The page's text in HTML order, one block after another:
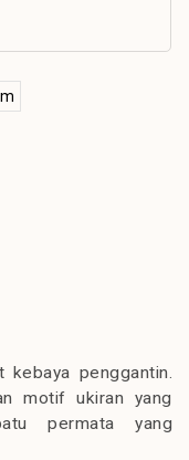
penggantin.
motif ukiran yang
permata yang